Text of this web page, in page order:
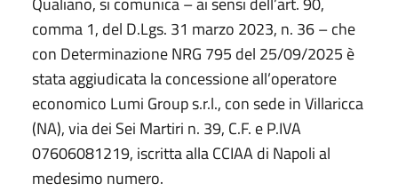
comma 1, del D.Lgs. 31 marzo 2023, n. 36 – che
con Determinazione NRG 795 del 25/09/2025 è
stata aggiudicata la concessione all’operatore
economico Lumi Group s.r.l., con sede in Villaricca
(NA), via dei Sei Martiri n. 39, C.F. e P.IVA
07606081219, iscritta alla CCIAA di Napoli al
medesimo numero.